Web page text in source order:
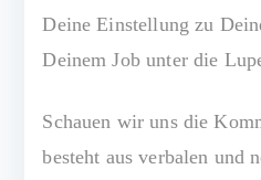
Deine Einstellung zu
Deinem Job unter die
Schauen wir uns die
besteht aus verbalen und